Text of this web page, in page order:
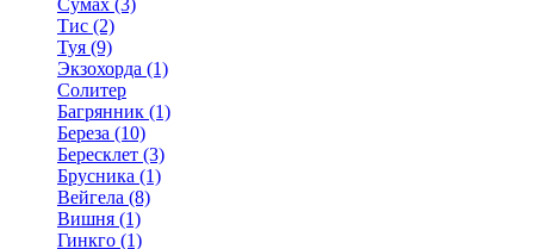
Сумах (3)
Тис (2)
Туя (9)
Экзохорда (1)
Солитер
Багрянник (1)
Береза (10)
Бересклет (3)
Брусника (1)
Вейгела (8)
Вишня (1)
Гинкго (1)